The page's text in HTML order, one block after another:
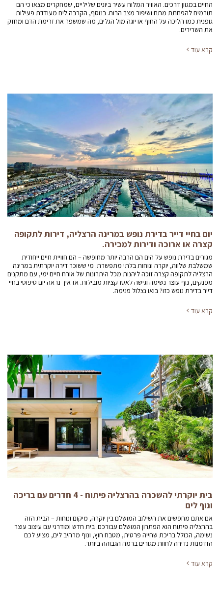
החיים במגוון דרכים. האוויר המלוח עשיר ביונים שליליים, שמחקרים מצאו כי הם
תורמים להפחתת מתח ושיפור מצב הרוח. בנוסף, הקרבה לים מעודדת פעילות
גופנית כמו הליכה על החוף או יוגה מול הגלים, מה שמשפר את זרימת הדם ומחזק
את השרירים.
קרא עוד
יום בחיי דייר בדירת נופש במרינה הרצליה, דירות לתקופה
קצרה או ארוכה ודירות למכירה.
מגורים בדירת נופש על הים הם הרבה יותר מחופשה – הם חוויית חיים ייחודית
שמשלבת שלווה, יוקרה ונוחות בלתי מתפשרת. מי ששוכר דירה יוקרתית במרינה
הרצליה לתקופה קצרה זוכה ליהנות מכל היתרונות של אורח חיים ימי, עם מתקנים
מפנקים, נוף עוצר נשימה וגישה לאטרקציות מובילות. אז איך נראה יום טיפוסי בחיי
דייר בדירת נופש כזו? בואו נצלול פנימה.
קרא עוד
בית יוקרתי להשכרה בהרצליה פיתוח - 4 חדרים עם בריכה
ונוף לים
אם אתם מחפשים את השילוב המושלם בין יוקרה, מיקום ונוחות – הבית הזה
בהרצליה פיתוח הוא הפתרון המושלם עבורכם. בית חדש ומודרני עם עיצוב עוצר
נשימה, הכולל בריכת שחייה פרטית, מטבח חוץ, ונוף מרהיב לים, מציע לכם
הזדמנות נדירה לחוות מגורים ברמה הגבוהה ביותר.
קרא עוד